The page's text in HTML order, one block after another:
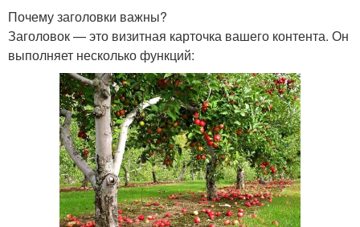
Почему заголовки важны?
Заголовок — это визитная карточка вашего контента. Он
выполняет несколько функций: